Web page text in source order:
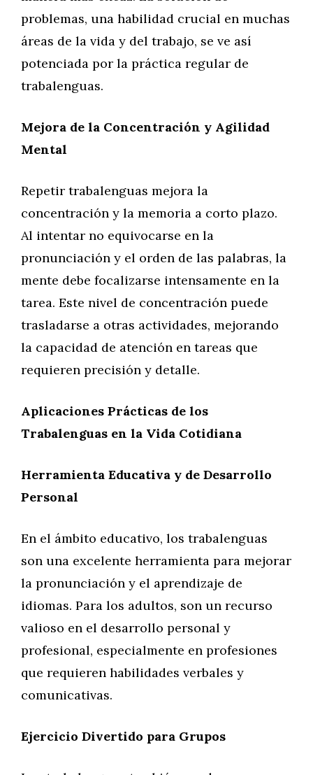
problemas, una habilidad crucial en muchas
áreas de la vida y del trabajo, se ve así
potenciada por la práctica regular de
trabalenguas.
Mejora de la Concentración y Agilidad
Mental
Repetir trabalenguas mejora la
concentración y la memoria a corto plazo.
Al intentar no equivocarse en la
pronunciación y el orden de las palabras, la
mente debe focalizarse intensamente en la
tarea. Este nivel de concentración puede
trasladarse a otras actividades, mejorando
la capacidad de atención en tareas que
requieren precisión y detalle.
Aplicaciones Prácticas de los
Trabalenguas en la Vida Cotidiana
Herramienta Educativa y de Desarrollo
Personal
En el ámbito educativo, los trabalenguas
son una excelente herramienta para mejorar
la pronunciación y el aprendizaje de
idiomas. Para los adultos, son un recurso
valioso en el desarrollo personal y
profesional, especialmente en profesiones
que requieren habilidades verbales y
comunicativas.
Ejercicio Divertido para Grupos